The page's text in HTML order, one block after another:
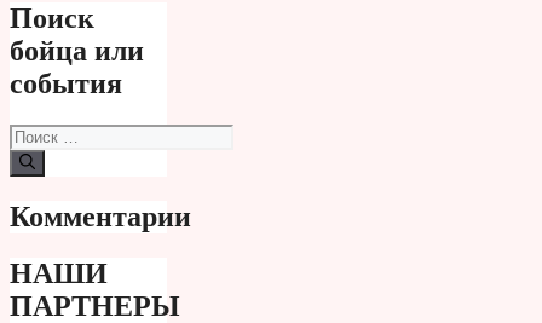
Поиск
бойца или
события
Поиск:
Комментарии
НАШИ
ПАРТНЕРЫ